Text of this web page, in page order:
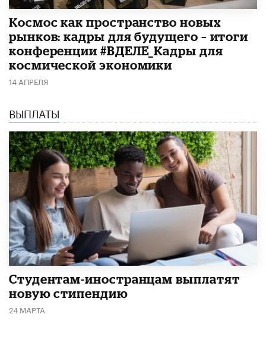
Космос как пространство новых
рынков: кадры для будущего – итоги
конференции #ВДЕЛЕ_Кадры для
космической экономики
14 АПРЕЛЯ
ВЫПЛАТЫ
Студентам-иностранцам выплатят
новую стипендию
24 МАРТА